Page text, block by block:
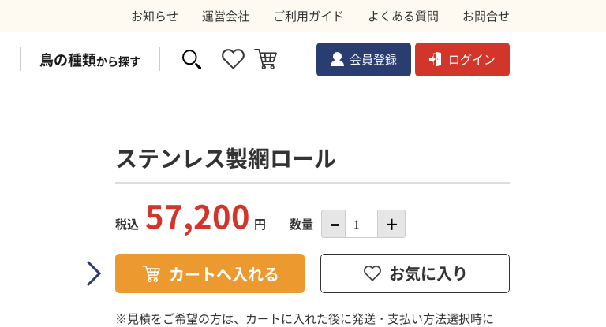
お知らせ 運営会社 ご利用ガイド よくある質問 お問合せ
太陽光パネル対策資材
電気ショック 副資材
鳥の種類から探す
スズメ
会員登録 ログイン
ステンレス製網ロール
税込 57,200 円 数量
※見積をご希望の方は、カートに入れた後に発送・支払い方法選択時に